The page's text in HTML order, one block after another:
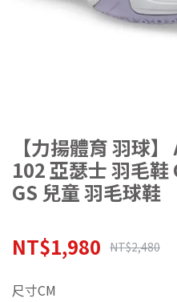
【力揚體育 羽球
102 亞瑟士 羽毛鞋
GS 兒童 羽毛球鞋
NT$1,980 NT$2,480
尺寸CM